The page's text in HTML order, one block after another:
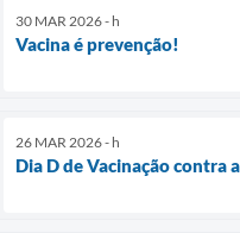
30 MAR 2026 - h
Vacina é prevenção!
26 MAR 2026 - h
Dia D de Vacinação contra